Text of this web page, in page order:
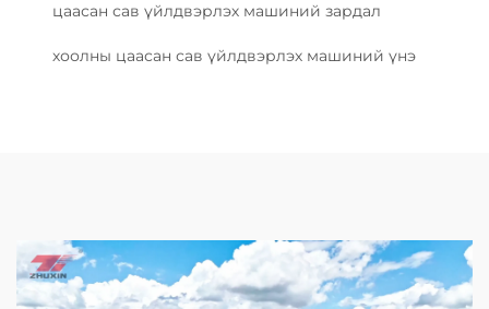
цаасан сав үйлдвэрлэх машиний зардал
хоолны цаасан сав үйлдвэрлэх машиний үнэ